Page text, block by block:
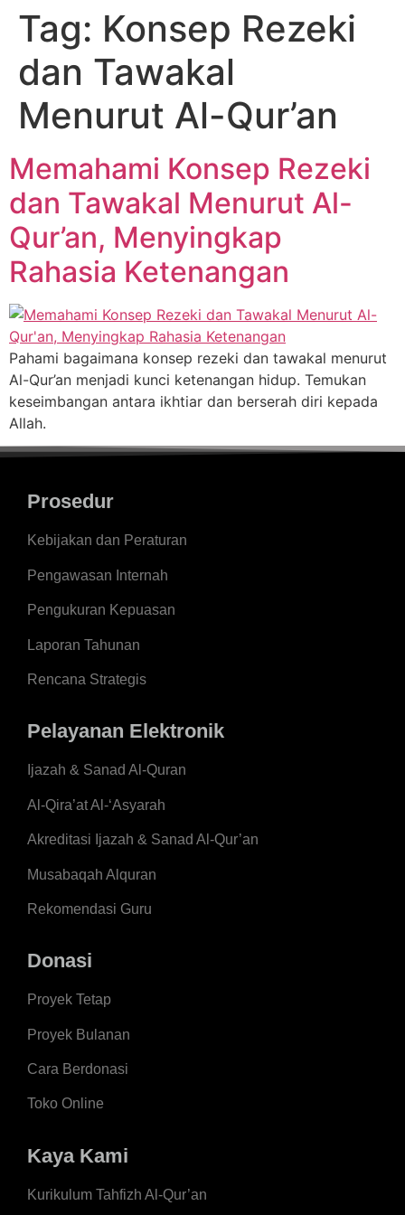
Tag: Konsep Rezeki
dan Tawakal
Menurut Al-Qur’an
Memahami Konsep Rezeki
dan Tawakal Menurut Al-
Qur’an, Menyingkap
Rahasia Ketenangan
Pahami bagaimana konsep rezeki dan tawakal menurut
Al-Qur’an menjadi kunci ketenangan hidup. Temukan
keseimbangan antara ikhtiar dan berserah diri kepada
Allah.
Prosedur
Kebijakan dan Peraturan
Pengawasan Internah
Pengukuran Kepuasan
Laporan Tahunan
Rencana Strategis
Pelayanan Elektronik
Ijazah & Sanad Al-Quran
Al-Qira’at Al-‘Asyarah
Akreditasi Ijazah & Sanad Al-Qur’an
Musabaqah Alquran
Rekomendasi Guru
Donasi
Proyek Tetap
Proyek Bulanan
Cara Berdonasi
Toko Online
Kaya Kami
Kurikulum Tahfizh Al-Qur’an